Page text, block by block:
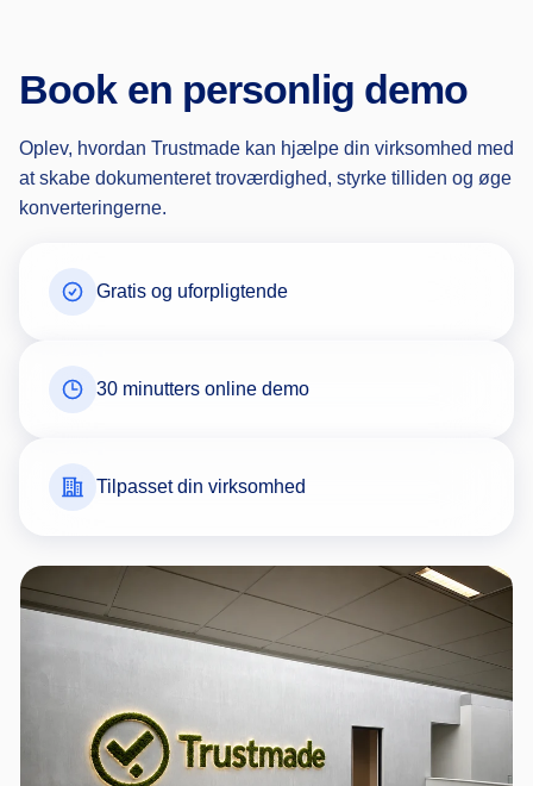
Book en personlig demo
Oplev, hvordan Trustmade kan hjælpe din virksomhed med
at skabe dokumenteret troværdighed, styrke tilliden og øge
konverteringerne.
Gratis og uforpligtende
30 minutters online demo
Tilpasset din virksomhed